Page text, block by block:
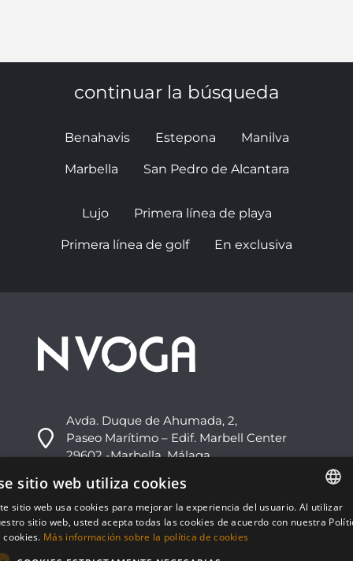
continuar la búsqueda
Benahavis Estepona Manilva
Marbella San Pedro de Alcantara
Lujo Primera línea de playa
Primera línea de golf En exclusiva
Avda. Duque de Ahumada, 2,
Paseo Marítimo – Edif. Marbell Center
29602 -Marbella, Málaga
+34 952 813 333
info@nvoga.com
C. del Ciervo, 1D
ENGLISH
sitio web utiliza cookies
sitio web usa cookies para mejorar la experiencia del usuario. Al utilizar
sitio web, usted acepta todas las cookies de acuerdo con nuestra
cookies. Más información sobre la política de cookies